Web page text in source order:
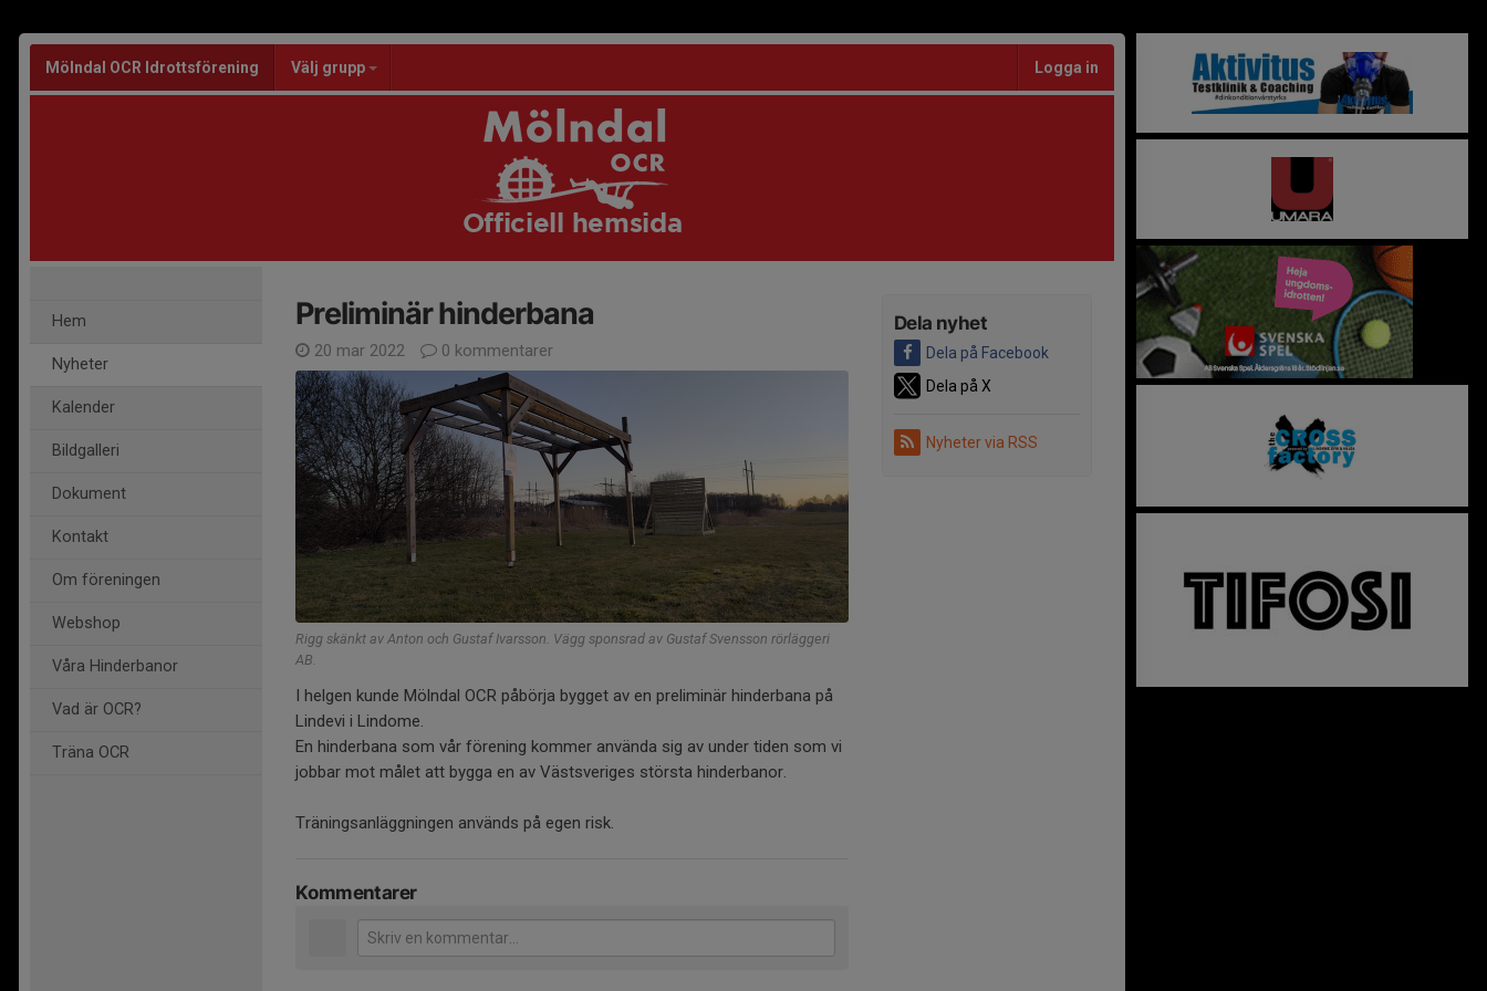
Mölndal OCR Idrottsförening Välj grupp Logga in
Officiell hemsida
Hem
Nyheter
Kalender
Bildgalleri
Dokument
Kontakt
Om föreningen
Webshop
Våra Hinderbanor
Vad är OCR?
Träna OCR
Dela nyhet
Dela på Facebook
Dela på X
Nyheter via RSS
Preliminär hinderbana
20 mar 2022 0 kommentarer
Rigg skänkt av Anton och Gustaf Ivarsson. Vägg sponsrad av Gustaf Svensson rörläggeri
AB.
I helgen kunde Mölndal OCR påbörja bygget av en preliminär hinderbana på
Lindevi i Lindome.
En hinderbana som vår förening kommer använda sig av under tiden som vi
jobbar mot målet att bygga en av Västsveriges största hinderbanor.
Träningsanläggningen används på egen risk.
Kommentarer